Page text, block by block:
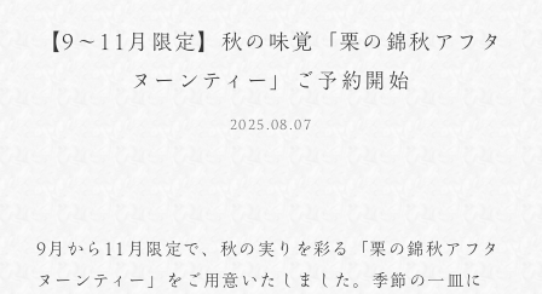
【9～11月限定】秋の味覚「栗の錦秋アフタ
ヌーンティー」ご予約開始
2025.08.07
9月から11月限定で、秋の実りを彩る「栗の錦秋アフタ
ヌーンティー」をご用意いたしました。季節の一皿に